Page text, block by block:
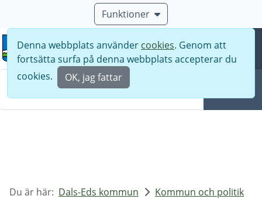
Funktioner
Meny
Denna webbplats använder cookies. Genom att
fortsätta surfa på denna webbplats accepterar du
cookies.
OK, jag fattar
Du är här: Dals-Eds kommun
Kommun och politik